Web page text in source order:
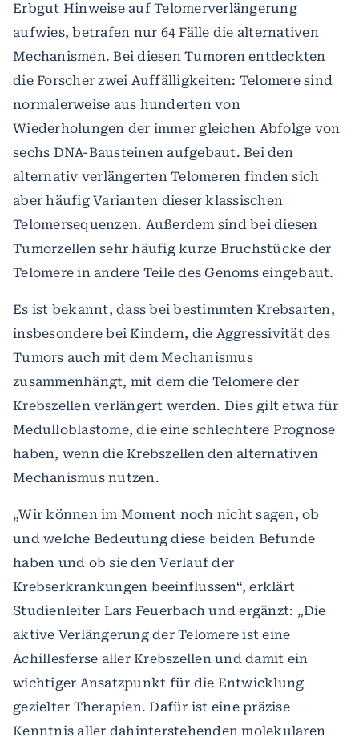
Erbgut Hinweise auf Telomerverlängerung
aufwies, betrafen nur 64 Fälle die alternativen
Mechanismen. Bei diesen Tumoren entdeckten
die Forscher zwei Auffälligkeiten: Telomere sind
normalerweise aus hunderten von
Wiederholungen der immer gleichen Abfolge von
sechs DNA-Bausteinen aufgebaut. Bei den
alternativ verlängerten Telomeren finden sich
aber häufig Varianten dieser klassischen
Telomersequenzen. Außerdem sind bei diesen
Tumorzellen sehr häufig kurze Bruchstücke der
Telomere in andere Teile des Genoms eingebaut.
Es ist bekannt, dass bei bestimmten Krebsarten,
insbesondere bei Kindern, die Aggressivität des
Tumors auch mit dem Mechanismus
zusammenhängt, mit dem die Telomere der
Krebszellen verlängert werden. Dies gilt etwa für
Medulloblastome, die eine schlechtere Prognose
haben, wenn die Krebszellen den alternativen
Mechanismus nutzen.
„Wir können im Moment noch nicht sagen, ob
und welche Bedeutung diese beiden Befunde
haben und ob sie den Verlauf der
Krebserkrankungen beeinflussen“, erklärt
Studienleiter Lars Feuerbach und ergänzt: „Die
aktive Verlängerung der Telomere ist eine
Achillesferse aller Krebszellen und damit ein
wichtiger Ansatzpunkt für die Entwicklung
gezielter Therapien. Dafür ist eine präzise
Kenntnis aller dahinterstehenden molekularen